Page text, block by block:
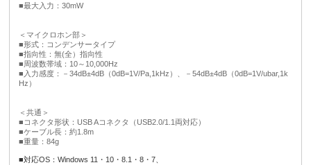
■最大入力：30mW
＜マイクロホン部＞
■形式：コンデンサータイプ
■指向性：無(全）指向性
■周波数帯域：10～10,000Hz
■入力感度：－34dB±4dB（0dB=1V/Pa,1kHz）、－54dB±4dB（0dB=1V/ubar,1k
Hz）
＜共通＞
■コネクタ形状：USB Aコネクタ（USB2.0/1.1両対応）
■ケーブル長：約1.8m
■重量：84g
■対応OS：Windows 11・10・8.1・8・7、